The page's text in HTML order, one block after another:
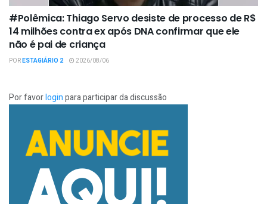
#Polêmica: Thiago Servo desiste de processo de R$
14 milhões contra ex após DNA confirmar que ele
não é pai de criança
PORESTAGIÁRIO 2 2026/08/06
Por favorloginpara participar da discussão